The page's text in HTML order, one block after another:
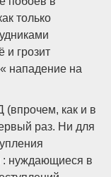
только
грозит
нападение на
(впрочем, как и в
раз. Ни для
: нуждающиеся в